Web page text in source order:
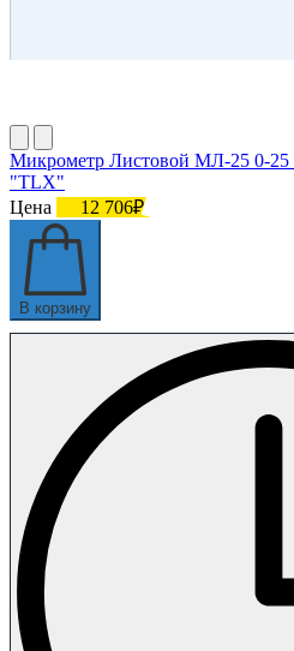
Микрометр Листовой МЛ-25 0-
"TLX"
Цена
12 706₽
В корзину